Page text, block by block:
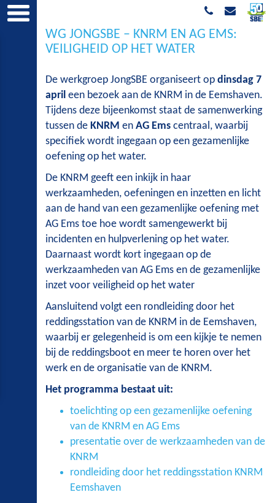
WG JONGSBE – KNRM EN AG EMS:
VEILIGHEID OP HET WATER
De werkgroep JongSBE organiseert op dinsdag 7
april een bezoek aan de KNRM in de Eemshaven.
Tijdens deze bijeenkomst staat de samenwerking
tussen de KNRM en AG Ems centraal, waarbij
specifiek wordt ingegaan op een gezamenlijke
oefening op het water.
De KNRM geeft een inkijk in haar
werkzaamheden, oefeningen en inzetten en licht
aan de hand van een gezamenlijke oefening met
AG Ems toe hoe wordt samengewerkt bij
incidenten en hulpverlening op het water.
Daarnaast wordt kort ingegaan op de
werkzaamheden van AG Ems en de gezamenlijke
inzet voor veiligheid op het water
Aansluitend volgt een rondleiding door het
reddingsstation van de KNRM in de Eemshaven,
waarbij er gelegenheid is om een kijkje te nemen
bij de reddingsboot en meer te horen over het
werk en de organisatie van de KNRM.
Het programma bestaat uit:
toelichting op een gezamenlijke oefening
van de KNRM en AG Ems
presentatie over de werkzaamheden van de
KNRM
rondleiding door het reddingsstation KNRM
Eemshaven